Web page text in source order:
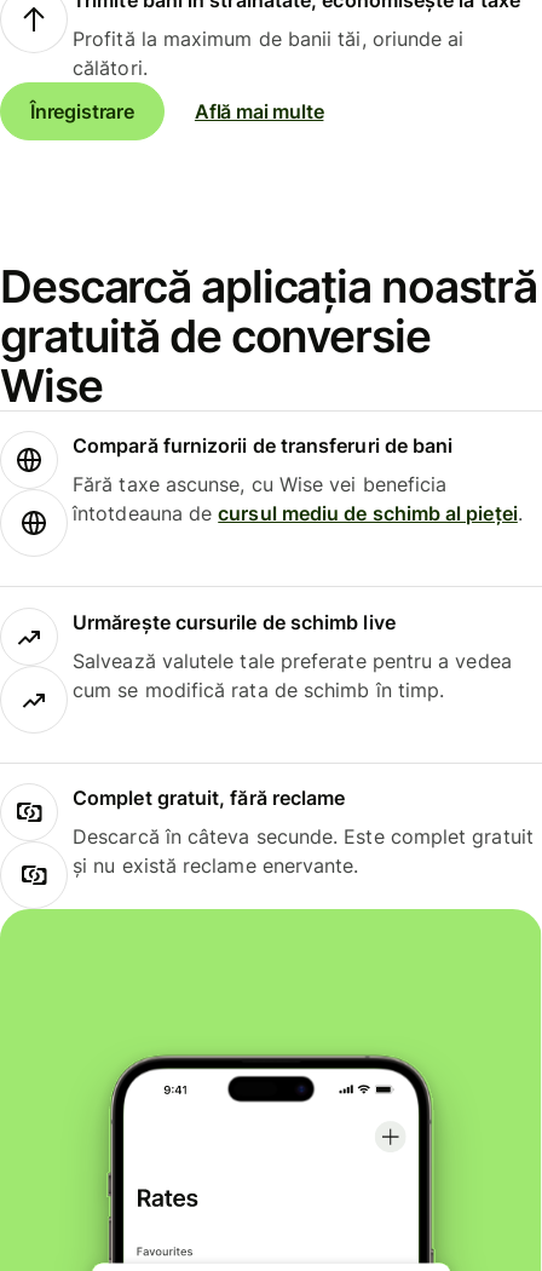
Profită la maximum de banii tăi, oriunde ai
călători.
Înregistrare
Află mai multe
Descarcă aplicația noastră
gratuită de conversie
Wise
Compară furnizorii de transferuri de bani
Fără taxe ascunse, cu Wise vei beneficia
întotdeauna decursul mediu de schimb al pieței.
Urmărește cursurile de schimb live
Salvează valutele tale preferate pentru a vedea
cum se modifică rata de schimb în timp.
Complet gratuit, fără reclame
Descarcă în câteva secunde. Este complet gratuit
și nu există reclame enervante.